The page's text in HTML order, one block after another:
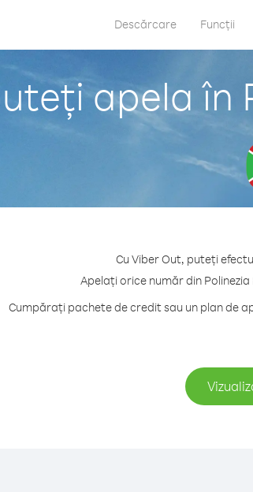
Descărcare Funcții
apela în
Cu Viber Out, puteți
Apelați orice număr din
Cumpărați pachete de credit sau un plan de